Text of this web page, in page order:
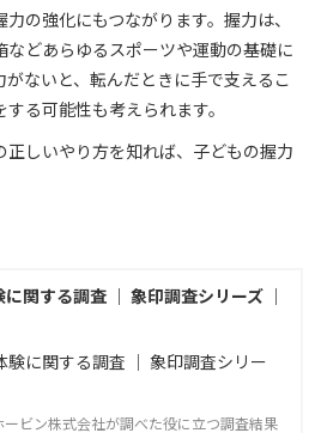
の強化にもつながります。握力は、
どあらゆるスポーツや運動の基礎に
ないと、転んだときに手で支えるこ
る可能性も考えられます。
しいやり方を知れば、子どもの握力
関する調査 ｜ 象印調査シリーズ ｜
ビン株式会社が調べた役に立つ調査結果